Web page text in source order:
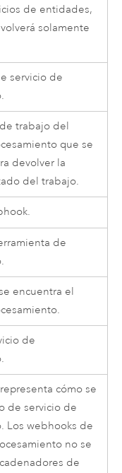
de entidades,
solamente
servicio de
trabajo del
que se
devolver la
del trabajo.
de
encuentra el
de
cómo se
de servicio de
Los webhooks de
no se
de